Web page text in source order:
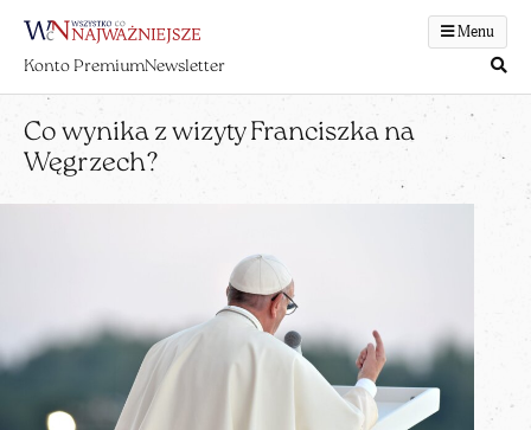
Menu
Konto PremiumNewsletter
Co wynika z wizyty Franciszka na
Węgrzech?